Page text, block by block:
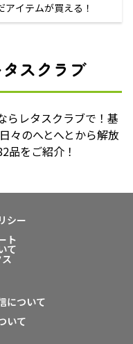
イテムが買える！
スクラブ
らレタスクラブで！基
々のへとへとから解放
品をご紹介！
シー
ト
て
について
いて